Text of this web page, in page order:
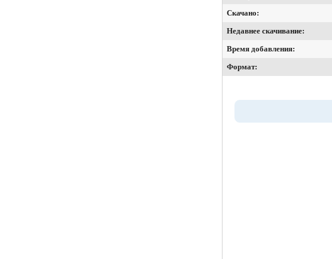
Скачано:
Недавнее скачивание:
Время добавления:
Формат: